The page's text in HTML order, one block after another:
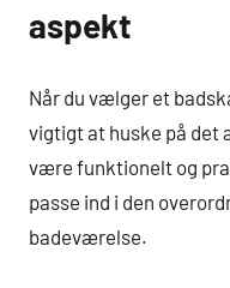
aspekt
Når du vælger et
vigtigt at huske på
være funktionelt og
passe ind i den
badeværelse.